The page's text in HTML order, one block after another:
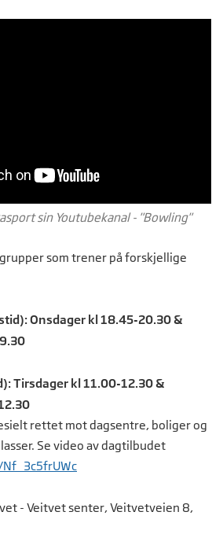
sin Youtubekanal - "Bowling"
som trener på forskjellige
Onsdager kl 18.45-20.30 &
Tirsdager kl 11.00-12.30 &
rettet mot dagsentre, boliger og
Se video av dagtilbudet
- Veitvet senter, Veitvetveien 8,